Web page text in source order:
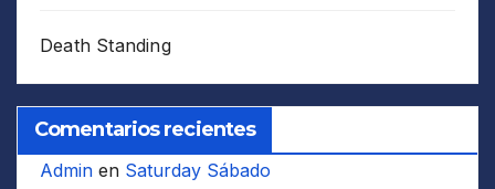
Death Standing
Comentarios recientes
Admin en Saturday Sábado